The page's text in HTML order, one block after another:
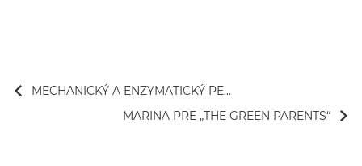
MECHANICKÝ A ENZYMATICKÝ PE...
MARINA PRE „THE GREEN PARENTS“